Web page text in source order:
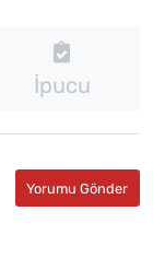
İpucu